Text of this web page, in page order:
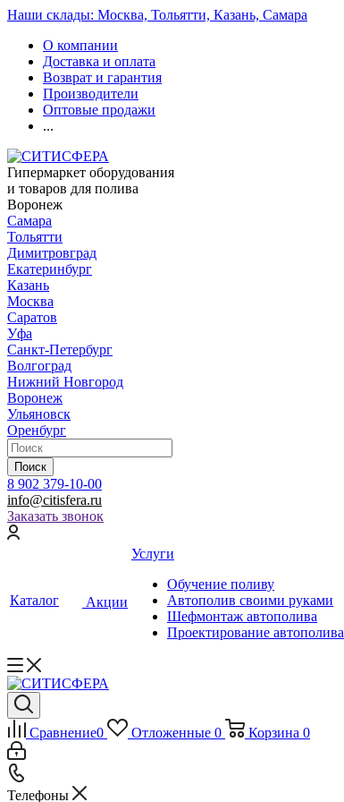
Наши склады: Москва, Тольятти, Казань, Самара
О компании
Доставка и оплата
Возврат и гарантия
Производители
Оптовые продажи
...
Гипермаркет оборудования
и товаров для полива
Воронеж
Самара
Тольятти
Димитровград
Екатеринбург
Казань
Москва
Саратов
Уфа
Санкт-Петербург
Волгоград
Нижний Новгород
Воронеж
Ульяновск
Оренбург
Поиск
8 902 379-10-00
info@citisfera.ru
Заказать звонок
Каталог Акции
Услуги
Обучение поливу
Автополив своими руками
Шефмонтаж автополива
Проектирование автополива
Сравнение0 Отложенные 0 Корзина 0
Телефоны